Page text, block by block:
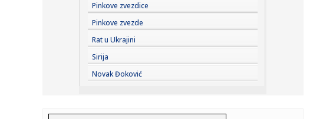
18:48:Mladić se utopio u Krivaji
18:48:Ekspres lonac je pravi saveznik u kuhinji: Evo kako ga
pravilno k...
18:48:Ko su najbogatije estradne zvijezde u Srbiji: Godinama
zarađuju ...
Pinkove zvezdice
Pinkove zvezde
Rat u Ukrajini
Sirija
Novak Đoković